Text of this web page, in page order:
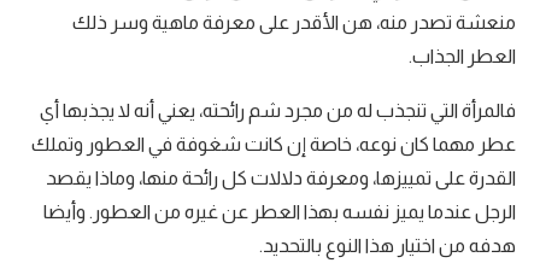
منعشة تصدر منه، هن الأقدر على معرفة ماهية وسر ذلك
العطر الجذاب.
فالمرأة التي تنجذب له من مجرد شم رائحته، يعني أنه لا يجذبها أي
عطر مهما كان نوعه، خاصة إن كانت شغوفة في العطور وتملك
القدرة على تمييزها، ومعرفة دلالات كل رائحة منها، وماذا يقصد
الرجل عندما يميز نفسه بهذا العطر عن غيره من العطور. وأيضا
هدفه من اختيار هذا النوع بالتحديد.